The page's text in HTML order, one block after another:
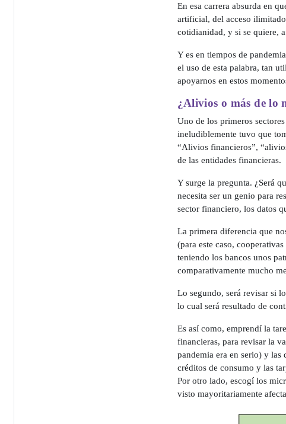
En esa carrera absurda en
artificial, del acceso
cotidianidad, y si se quiere,
Y es en tiempos de
el uso de esta palabra, tan
apoyarnos en estos
¿Alivios o más de lo
Uno de los primeros
ineludiblemente tuvo que
“Alivios financieros”,
de las entidades financieras.
Y surge la pregunta. ¿Será
necesita ser un genio para
sector financiero, los datos
La primera diferencia que
(para este caso,
teniendo los bancos unos
comparativamente mucho
Lo segundo, será revisar si
lo cual será resultado de
Es así como, emprendí la
financieras, para revisar la
pandemia era en serio) y las
créditos de consumo y las
Por otro lado, escogí los
visto mayoritariamente